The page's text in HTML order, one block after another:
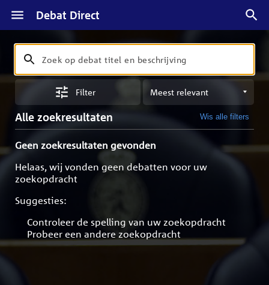
Debat Direct
Zoeken
Zoek
op
en
beschrijving
Filter
Sorteren
op
meest
Alle zoekresultaten Wis alle filters
Geen zoekresultaten gevonden
Helaas, wij vonden geen debatten voor uw
zoekopdracht
Suggesties:
Controleer de spelling van uw zoekopdracht
Probeer een andere zoekopdracht